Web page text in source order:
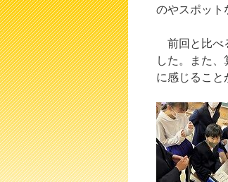
のやスポット
前回と比べ
した。また
に感じること